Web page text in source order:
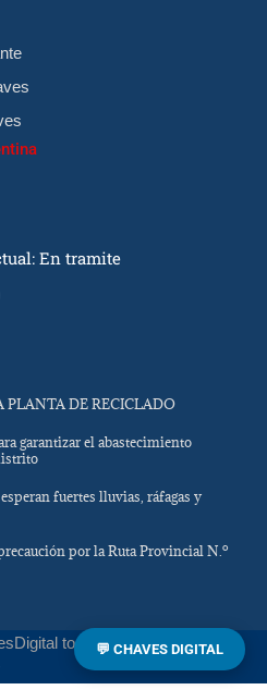
En tramite
PLANTA DE RECICLADO
garantizar el abastecimiento
fuertes lluvias, ráfagas y
por la Ruta Provincial N.º
todos los derechos
💬 CHAVES DIGITAL